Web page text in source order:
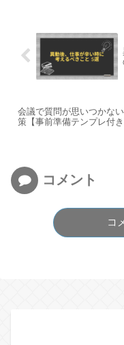
会議で質問が思いつかな
策【事前準備テンプレ付き
コメント
コ